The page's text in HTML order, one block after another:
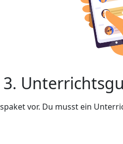
3.
vor. Du musst ein